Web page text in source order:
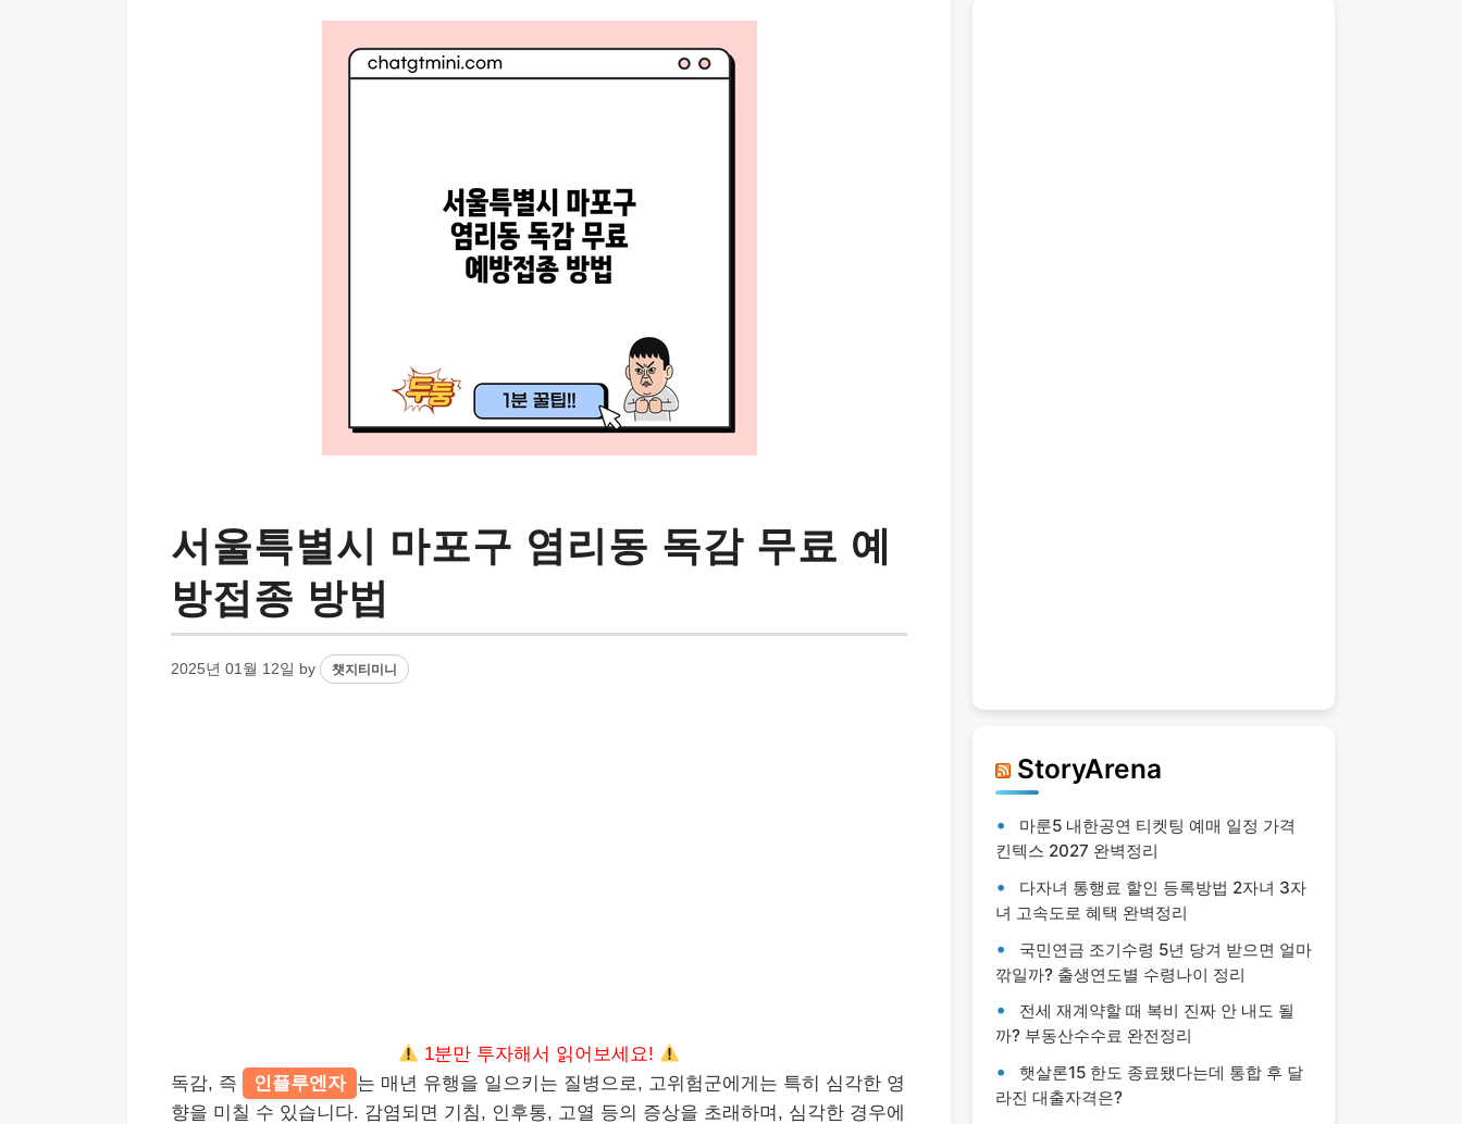
서울특별시 마포구 염리동 독감 무료 예
방접종 방법
2025년 01월 12일 by 챗지티미니
1분만 투자해서 읽어보세요!
독감, 즉
인플루엔자 는 매년 유행을 일으키는 질병으로, 고위험군에게는 특히 심각한 영
향을 미칠 수 있습니다. 감염되면 기침, 인후통, 고열 등의 증상을 초래하며, 심각한 경우에
StoryArena
마룬5 내한공연 티켓팅 예매 일정 가격
킨텍스 2027 완벽정리
다자녀 통행료 할인 등록방법 2자녀 3자
녀 고속도로 혜택 완벽정리
국민연금 조기수령 5년 당겨 받으면 얼마
깎일까? 출생연도별 수령나이 정리
전세 재계약할 때 복비 진짜 안 내도 될
까? 부동산수수료 완전정리
햇살론15 한도 종료됐다는데 통합 후 달
라진 대출자격은?